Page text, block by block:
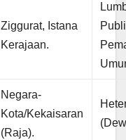
Ziggurat, Istana
Kerajaan.
Negara-
Kota/Kekaisaran
(Raja).